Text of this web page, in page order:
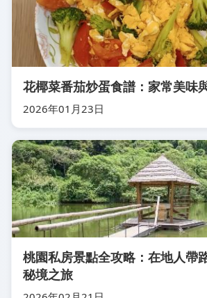
花椰菜番茄炒蛋食譜：家常美味
2026年01月23日
桃園私房景點全攻略：在地人帶
秘境之旅